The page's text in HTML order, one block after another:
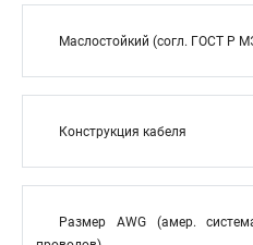
Маслостойкий (согл. ГОСТ Р
Конструкция кабеля
Размер AWG (амер.